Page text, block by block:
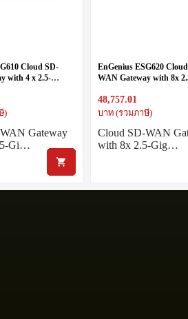
Cloud SD-
with 4 x 2.5-
)
Gateway
Gi…
EnGenius ESG620
WAN Gateway with 8x
SFP+ slots
48,757.01
บาท (รวมภาษี)
Cloud SD-WAN
with 8x 2.5-Gig…